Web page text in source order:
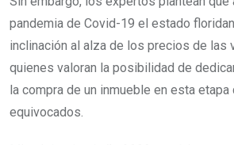
pandemia de Covid-19 el estado
inclinación al alza de los precios de las
quienes valoran la posibilidad de
la compra de un inmueble en esta etapa
equivocados.